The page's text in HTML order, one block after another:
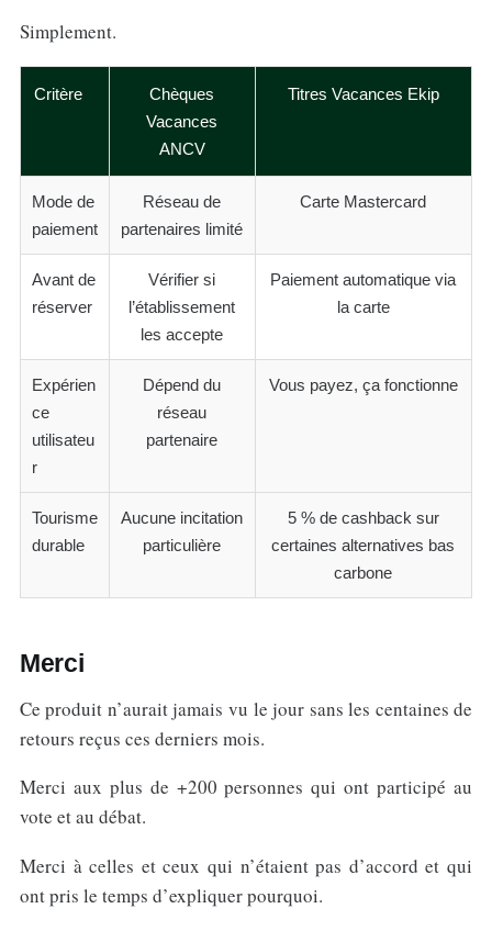
Simplement.
Critère
Chèques
Vacances
ANCV
Titres Vacances Ekip
Mode de
paiement
Réseau de
partenaires limité
Carte Mastercard
Avant de
réserver
Vérifier si
l’établissement
les accepte
Paiement automatique via
la carte
Expérien
ce
utilisateu
r
Dépend du
réseau
partenaire
Vous payez, ça fonctionne
Tourisme
durable
Aucune incitation
particulière
5 % de cashback sur
certaines alternatives bas
carbone
Merci
Ce produit n’aurait jamais vu le jour sans les centaines de
retours reçus ces derniers mois.
Merci aux plus de +200 personnes qui ont participé au
vote et au débat.
Merci à celles et ceux qui n’étaient pas d’accord et qui
ont pris le temps d’expliquer pourquoi.